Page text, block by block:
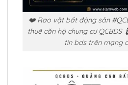
❤️ Rao vặt bất động sản
thuê căn hộ chung cư QCBDS
tin bds trên mạng